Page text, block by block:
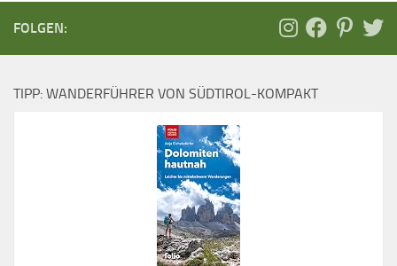
FOLGEN:
TIPP: WANDERFÜHRER VON SÜDTIROL-KOMPAKT